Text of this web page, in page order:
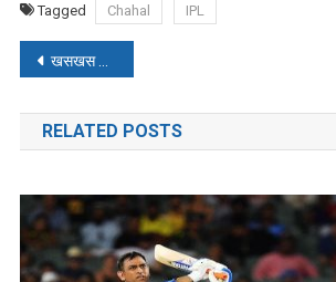
Tagged Chahal IPL
Post
navigation
खसखस और अखरोट मिलाकर खाना सेहत के लिए बहुत फायदेमंद
RELATED POSTS